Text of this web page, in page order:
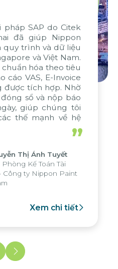
SAP do Citek
đã giúp Nippon
quy trình và dữ liệu
và Việt Nam.
chuẩn hóa theo tiêu
cáo VAS, E-Invoice
được tích hợp. Nhờ
sổ và nộp báo
giúp chúng tôi
thế mạnh về hệ
tích của tập đoàn,
hoạt động tại các
”
Thị Ánh Tuyết
Phòng Kế Toán Tài
Công ty Nippon Paint
Xem chi tiết